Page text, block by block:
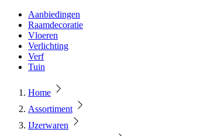
Aanbiedingen
Raamdecoratie
Vloeren
Verlichting
Verf
Tuin
Home
Assortiment
IJzerwaren